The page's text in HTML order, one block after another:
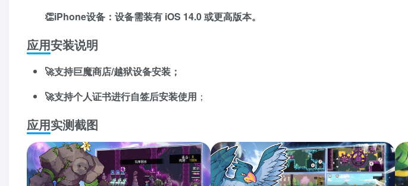
👏iPhone设备：设备需装有 iOS 14.0 或更高版本。
应用安装说明
🚀支持巨魔商店/越狱设备安装；
🚀支持个人证书进行自签后安装使用 ；
应用实测截图